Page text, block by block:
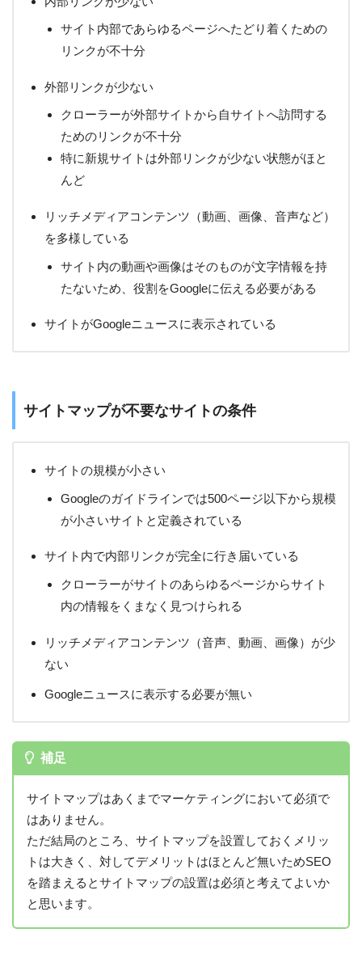
サイト内部であらゆるページへたどり着くための
リンクが不十分
外部リンクが少ない
クローラーが外部サイトから自サイトへ訪問する
ためのリンクが不十分
特に新規サイトは外部リンクが少ない状態がほと
んど
リッチメディアコンテンツ（動画、画像、音声など）
を多様している
サイト内の動画や画像はそのものが文字情報を持
たないため、役割をGoogleに伝える必要がある
サイトがGoogleニュースに表示されている
サイトマップが不要なサイトの条件
サイトの規模が小さい
Googleのガイドラインでは500ページ以下から規模
が小さいサイトと定義されている
サイト内で内部リンクが完全に行き届いている
クローラーがサイトのあらゆるページからサイト
内の情報をくまなく見つけられる
リッチメディアコンテンツ（音声、動画、画像）が少
ない
Googleニュースに表示する必要が無い
補足
サイトマップはあくまでマーケティングにおいて必須で
はありません。
ただ結局のところ、サイトマップを設置しておくメリッ
トは大きく、対してデメリットはほとんど無いためSEO
を踏まえるとサイトマップの設置は必須と考えてよいか
と思います。